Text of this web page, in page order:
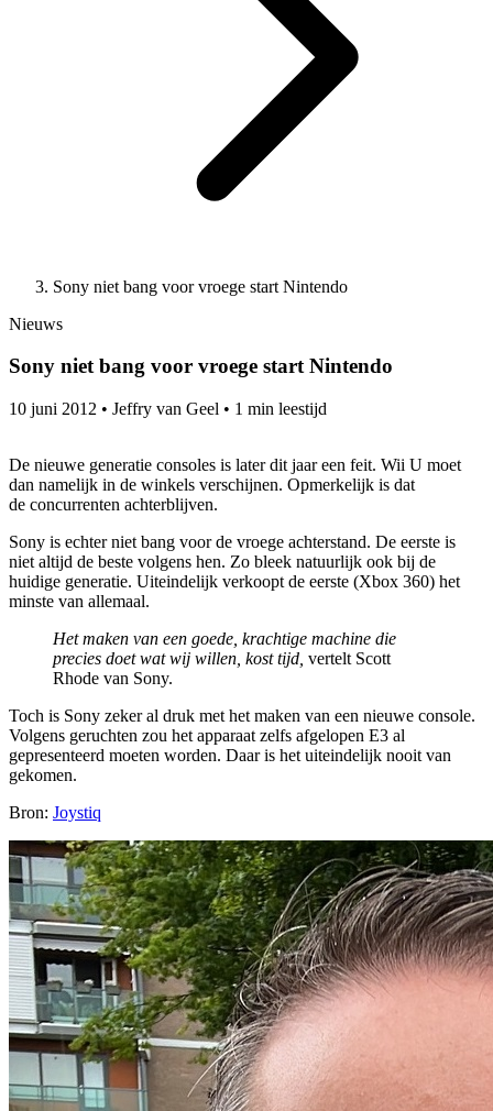
Sony niet bang voor vroege start Nintendo
Nieuws
Sony niet bang voor vroege start Nintendo
10 juni 2012 • Jeffry van Geel • 1 min leestijd
De nieuwe generatie consoles is later dit jaar een feit. Wii U moet
dan namelijk in de winkels verschijnen. Opmerkelijk is dat
de concurrenten achterblijven.
Sony is echter niet bang voor de vroege achterstand. De eerste is
niet altijd de beste volgens hen. Zo bleek natuurlijk ook bij de
huidige generatie. Uiteindelijk verkoopt de eerste (Xbox 360) het
minste van allemaal.
Het maken van een goede, krachtige machine die
precies doet wat wij willen, kost tijd, vertelt Scott
Rhode van Sony.
Toch is Sony zeker al druk met het maken van een nieuwe console.
Volgens geruchten zou het apparaat zelfs afgelopen E3 al
gepresenteerd moeten worden. Daar is het uiteindelijk nooit van
gekomen.
Bron: Joystiq